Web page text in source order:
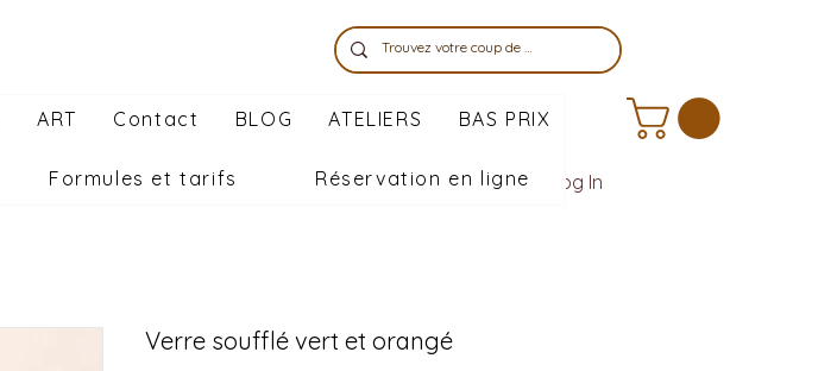
ART Contact BLOG ATELIERS BAS PRIX
Formules et tarifs Réservation en ligne
Verre soufflé vert et orangé
Log In